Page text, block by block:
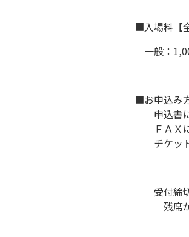
■入場料【
一般：
■お申込み
申込書に
ＦＡＸに
チケット
受付締切
残席が生